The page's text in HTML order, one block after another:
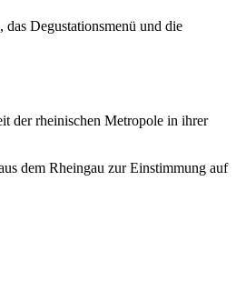
Degustationsmenü und die
der rheinischen Metropole in ihrer
dem Rheingau zur Einstimmung auf